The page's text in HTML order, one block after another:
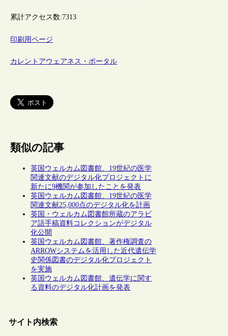
累計アクセス数:7313
印刷用ページ
カレントアウェアネス・ポータル
類似の記事
英国ウェルカム図書館、19世紀の医学
関連文献のデジタル化プロジェクトに
新たに9機関が参加したことを発表
英国ウェルカム図書館、19世紀の医学
関連文献25,000点のデジタル化を計画
英国・ウェルカム図書館所蔵のアラビ
ア語手稿資料コレクションがデジタル
化公開
英国ウェルカム図書館、著作権調査の
ARROWシステムを活用した近代遺伝学
史関係図書のデジタル化プロジェクト
を実施
英国ウェルカム図書館、遺伝学に関す
る資料のデジタル化計画を発表
サイト内検索